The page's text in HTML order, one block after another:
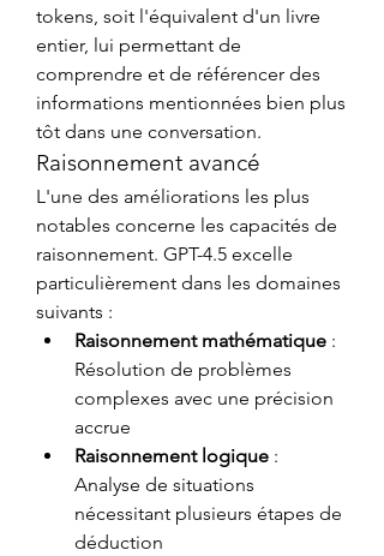
tokens, soit l'équivalent d'un livre
entier, lui permettant de
comprendre et de référencer des
informations mentionnées bien plus
tôt dans une conversation.
Raisonnement avancé
L'une des améliorations les plus
notables concerne les capacités de
raisonnement. GPT-4.5 excelle
particulièrement dans les domaines
suivants :
Raisonnement mathématique :
Résolution de problèmes
complexes avec une précision
accrue
Raisonnement logique :
Analyse de situations
nécessitant plusieurs étapes de
déduction